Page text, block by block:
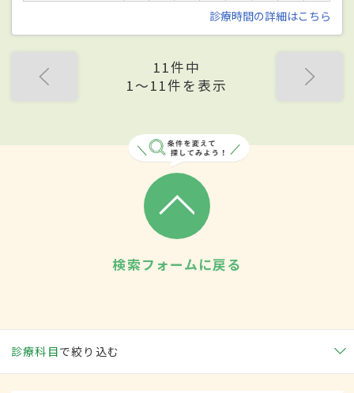
診療時間の詳細はこちら
11件中
1〜11件を表示
検索フォームに戻る
診療科目で絞り込む